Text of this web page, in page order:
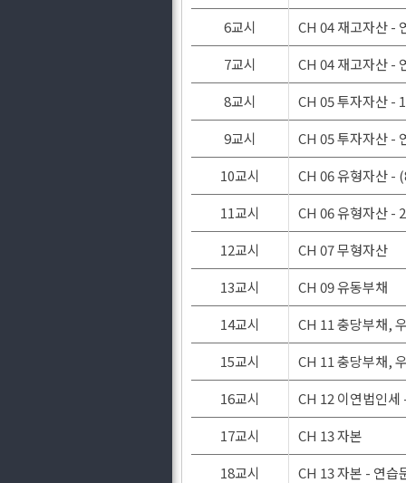
6교시
CH 04 재고자산 -
7교시
CH 04 재고자산 -
8교시
CH 05 투자자산 -
9교시
CH 05 투자자산 -
10교시
CH 06 유형자산 -
11교시
CH 06 유형자산 -
12교시
CH 07 무형자산
13교시
CH 09 유동부채
14교시
CH 11 충당부채,
15교시
CH 11 충당부채,
16교시
CH 12 이연법인세
17교시
CH 13 자본
18교시
CH 13 자본 - 연습